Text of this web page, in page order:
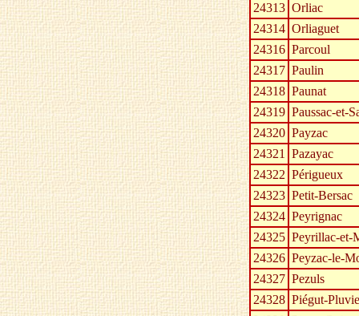
24313 Orliac
24314 Orliaguet
24316 Parcoul
24317 Paulin
24318 Paunat
24319 Paussac-et-
24320 Payzac
24321 Pazayac
24322 Périgueux
24323 Petit-Bersac
24324 Peyrignac
24325 Peyrillac-et-
24326 Peyzac-le-
24327 Pezuls
24328 Piégut-